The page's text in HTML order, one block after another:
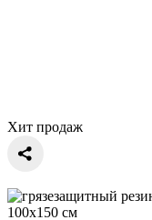
Хит продаж